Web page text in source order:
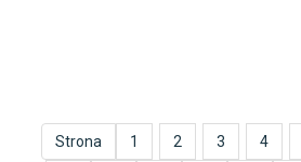
Strona 1 2 3 4